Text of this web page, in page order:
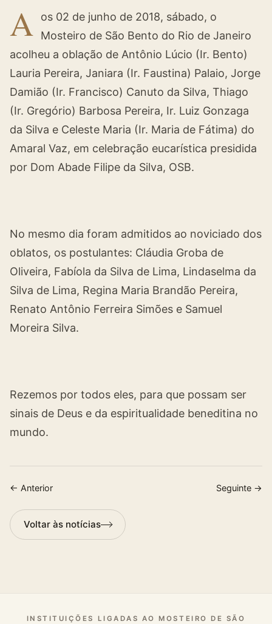
A
os 02 de junho de 2018, sábado, o
Mosteiro de São Bento do Rio de Janeiro
acolheu a oblação de Antônio Lúcio (Ir. Bento)
Lauria Pereira, Janiara (Ir. Faustina) Palaio, Jorge
Damião (Ir. Francisco) Canuto da Silva, Thiago
(Ir. Gregório) Barbosa Pereira, Ir. Luiz Gonzaga
da Silva e Celeste Maria (Ir. Maria de Fátima) do
Amaral Vaz, em celebração eucarística presidida
por Dom Abade Filipe da Silva, OSB.
No mesmo dia foram admitidos ao noviciado dos
oblatos, os postulantes: Cláudia Groba de
Oliveira, Fabíola da Silva de Lima, Lindaselma da
Silva de Lima, Regina Maria Brandão Pereira,
Renato Antônio Ferreira Simões e Samuel
Moreira Silva.
Rezemos por todos eles, para que possam ser
sinais de Deus e da espiritualidade beneditina no
mundo.
← Anterior Seguinte →
Voltar às notícias
INSTITUIÇÕES LIGADAS AO MOSTEIRO DE SÃO